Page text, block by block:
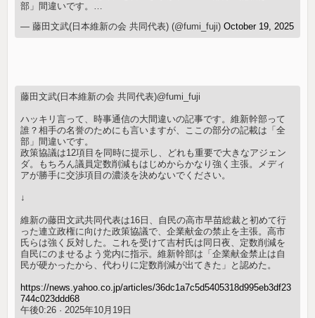
部」間違いです。…
— 藤田文武(日本維新の会 共同代表) (@fumi_fuji)October 19, 2025
藤田文武(日本維新の会 共同代表)@fumi_fuji
ハッキリ言って、時事通信の大間違いの記事です。維新幹部って
誰？相手の名誉のためにも言いますが、ここの部分の記載は「全
部」間違いです。
政策協議は12項目を同時に提示し、どれも重要で大きなアジェン
ダ。もちろん議員定数削減もはじめからかなり強く主張。メディ
アが勝手に交渉項目の濃淡を決めないでください。
↓
維新の藤田文武共同代表は16日、自民の高市早苗総裁と初めて行
った連立政権に向けた政策協議で、企業献金の禁止を主張。高市
氏らは強く反対した。これを受けて吉村氏は同日夜、定数削減を
自民にのませるよう党内に指示。維新幹部は「企業献金禁止は自
民が硬かったから、代わりに定数削減が出てきた」と認めた。
https://news.yahoo.co.jp/articles/36dc1a7c5d5405318d995eb3df23
744c023ddd68
午後0:26 · 2025年10月19日